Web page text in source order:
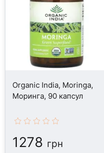
Organic India, Moringa,
Моринга, 90 капсул
1278 грн